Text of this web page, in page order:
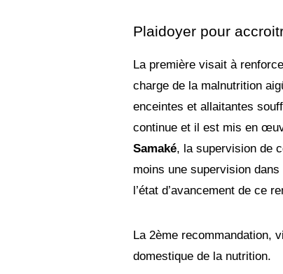
Plaidoyer pour
La première visait à
charge de la malnutrition
enceintes et allaitantes
continue et il est mis en
Samaké, la supervision de
moins une supervision
l’état d’avancement de ce
La 2ème recommandation,
domestique de la nutrition.